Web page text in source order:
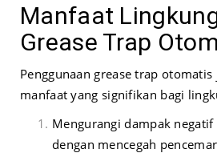
Manfaat
Grease Trap
Penggunaan grease trap
manfaat yang signifikan bagi
Mengurangi dampak
dengan mencegah